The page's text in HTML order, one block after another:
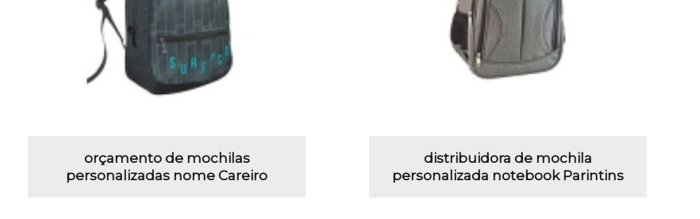
orçamento de mochilas
personalizadas nome Careiro
distribuidora de mochila
personalizada notebook Parintins